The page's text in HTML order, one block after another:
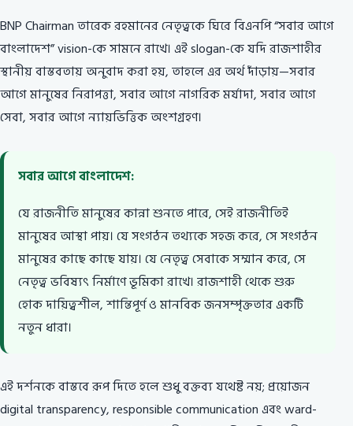
BNP Chairman তারেক রহমানের নেতৃত্বকে ঘিরে বিএনপি “সবার আগে
বাংলাদেশ” vision-কে সামনে রাখে। এই slogan-কে যদি রাজশাহীর
স্থানীয় বাস্তবতায় অনুবাদ করা হয়, তাহলে এর অর্থ দাঁড়ায়—সবার
আগে মানুষের নিরাপত্তা, সবার আগে নাগরিক মর্যাদা, সবার আগে
সেবা, সবার আগে ন্যায়ভিত্তিক অংশগ্রহণ।
সবার আগে বাংলাদেশ:
যে রাজনীতি মানুষের কান্না শুনতে পারে, সেই রাজনীতিই
মানুষের আস্থা পায়। যে সংগঠন তথ্যকে সহজ করে, সে সংগঠন
মানুষের কাছে কাছে যায়। যে নেতৃত্ব সেবাকে সম্মান করে, সে
নেতৃত্ব ভবিষ্যৎ নির্মাণে ভূমিকা রাখে। রাজশাহী থেকে শুরু
হোক দায়িত্বশীল, শান্তিপূর্ণ ও মানবিক জনসম্পৃক্ততার একটি
নতুন ধারা।
এই দর্শনকে বাস্তবে রূপ দিতে হলে শুধু বক্তব্য যথেষ্ট নয়; প্রয়োজন
digital transparency, responsible communication এবং ward-